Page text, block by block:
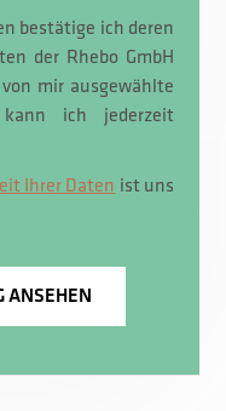
bestätige ich deren
der Rhebo GmbH
mir ausgewählte
kann ich jederzeit
Ihrer Daten ist uns